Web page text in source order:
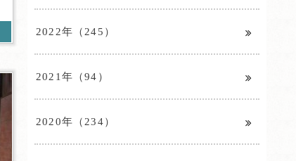
2022年（245）
2021年（94）
2020年（234）